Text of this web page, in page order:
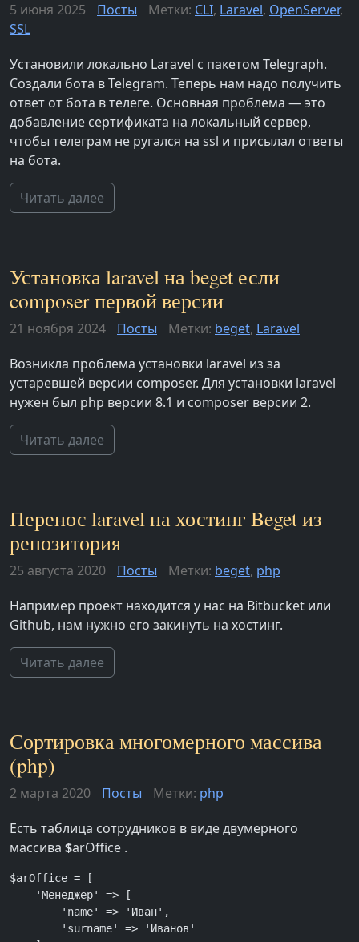
5 июня 2025 Посты Метки: CLI, Laravel, OpenServer,
SSL
Установили локально Laravel с пакетом Telegraph.
Создали бота в Telegram. Теперь нам надо получить
ответ от бота в телеге. Основная проблема — это
добавление сертификата на локальный сервер,
чтобы телеграм не ругался на ssl и присылал ответы
на бота.
Читать далее
Установка laravel на beget если
composer первой версии
21 ноября 2024 Посты Метки: beget, Laravel
Возникла проблема установки laravel из за
устаревшей версии composer. Для установки laravel
нужен был php версии 8.1 и composer версии 2.
Читать далее
Перенос laravel на хостинг Beget из
репозитория
25 августа 2020 Посты Метки: beget, php
Например проект находится у нас на Bitbucket или
Github, нам нужно его закинуть на хостинг.
Читать далее
Сортировка многомерного массива
(php)
2 марта 2020 Посты Метки: php
Есть таблица сотрудников в виде двумерного
массива $arOffice .
$arOffice = [